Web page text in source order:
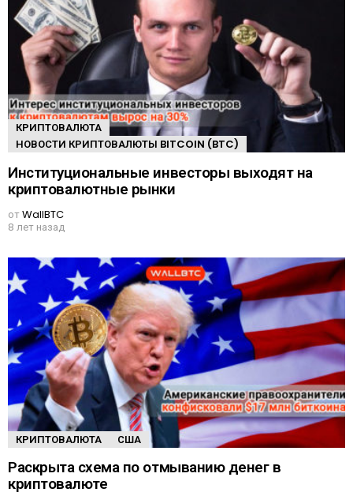
КРИПТОВАЛЮТА
НОВОСТИ КРИПТОВАЛЮТЫ BITCOIN (BTC)
Институциональные инвесторы выходят на
криптовалютные рынки
отWallBTC
8 лет назад
КРИПТОВАЛЮТА США
Раскрыта схема по отмыванию денег в
криптовалюте